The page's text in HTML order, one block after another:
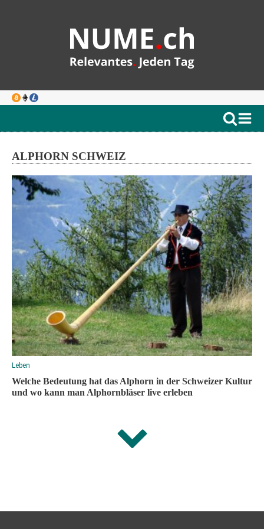
ALPHORN SCHWEIZ
Leben
Welche Bedeutung hat das Alphorn in der Schweizer Kultur
und wo kann man Alphornbläser live erleben